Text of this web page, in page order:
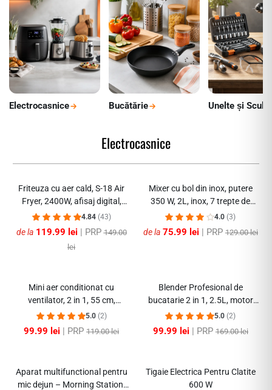
Electrocasnice Bucătărie Unelte și Scule
Electrocasnice
Friteuza cu aer cald, S-18 Air
Fryer, 2400W, afisaj digital,
LCD Touch control
4.84 (43)
de la 119.99 lei | PRP149.00
lei
Mixer cu bol din inox, putere
350 W, 2L, inox, 7 trepte de
Viteze 4.0(3)
de la 75.99 lei | PRP129.00 lei
Mini aer conditionat cu
ventilator, 2 in 1, 55 cm,
Rece/Cald, 16 - 40 grade,
1800W, cu telecomanda, Alb
5.0 (2)
99.99 lei | PRP119.00 lei
Blender Profesional de
bucatarie 2 in 1, 2.5L, motor
din cupru, 15 viteze, 4500W
5.0(2)
99.99 lei | PRP169.00 lei
Aparat multifunctional pentru
mic dejun – Morning Station,
Tigaie Electrica Pentru Clatite
600 W